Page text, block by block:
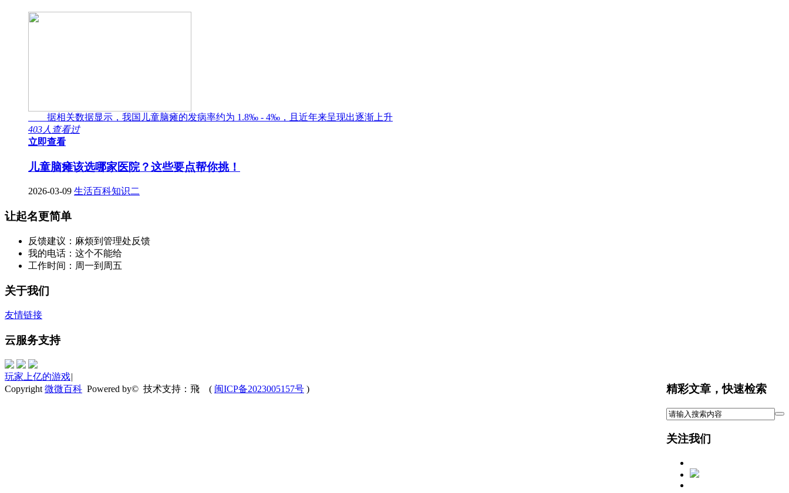
据相关数据显示，我国儿童脑瘫的发病率约为 1.8‰ - 4‰，且近年来呈现出逐渐上升
403人查看过
立即查看
儿童脑瘫该选哪家医院？这些要点帮你挑！
2026-03-09 生活百科知识二
让起名更简单
反馈建议：麻烦到管理处反馈
我的电话：这个不能给
工作时间：周一到周五
关于我们
友情链接
云服务支持
精彩文章，快速检索
关注我们
玩家上亿的游戏|
Copyright 微微百科 Powered by© 技术支持：飛 ( 闽ICP备2023005157号 )